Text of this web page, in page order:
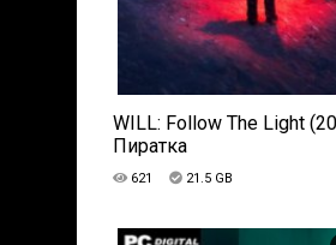
WILL: Follow The Light
Пиратка
621 21.5 GB